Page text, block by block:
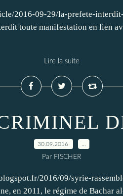
2016-09-29/la-prefete-
toute manifestation en lien
Lire la suite
30.09.2016
Par FISCHER
2016/09/syrie-
en 2011, le régime de Bachar